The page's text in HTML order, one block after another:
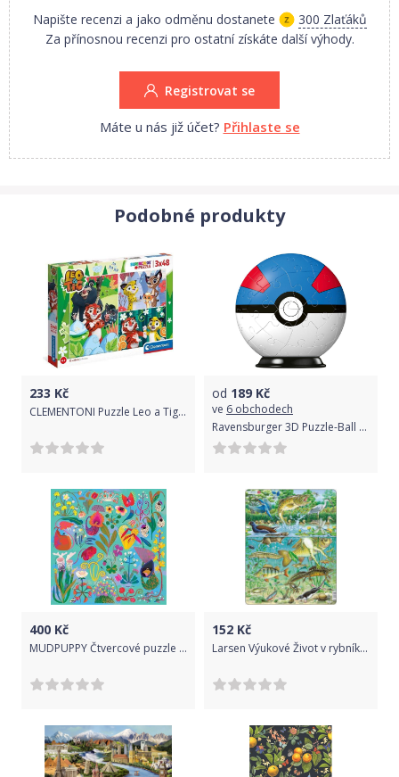
Napište recenzi a jako odměnu dostanete
300 Zlaťáků
Za přínosnou recenzi pro ostatní získáte další výhody.
Registrovat se
Máte u nás již účet? Přihlaste se
Podobné produkty
233 Kč
CLEMENTONI Puzzle Leo a Tig 3x48 dílků
od 189 Kč
ve 6 obchodech
Ravensburger 3D Puzzle-Ball Pokémon Motiv 2 - 54 dílků
400 Kč
MUDPUPPY Čtvercové puzzle Hladové rostliny: Mucholapky a jiné masožravé rostliny 500 dílků
152 Kč
Larsen Výukové Život v rybníku 50 dílků